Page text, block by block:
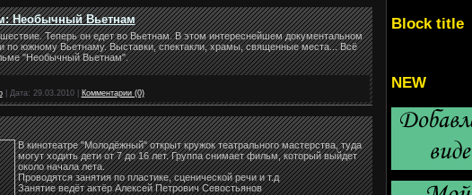
Необычный Вьетнам
Теперь он едет во Вьетнам. В этом интереснейшем документальном
южному Вьетнаму. Выставки, спектакли, храмы, священные места... Всё
"Необычный Вьетнам".
Дата: 29.03.2010 Комментарии (0)
В кинотеатре "Молодёжный" открыт кружок театрального мастерства, туда
могут ходить дети от 7 до 16 лет. Группа снимает фильм, который выйдет
около начала лета.
Проводятся занятия по пластике, сценической речи и т.д
Занятие ведёт актёр Алексей Петрович Севостьянов
Block title
NEW